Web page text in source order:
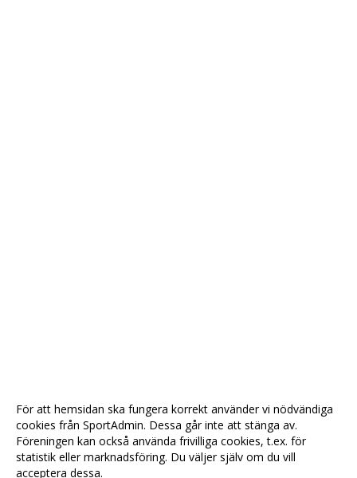
För att hemsidan ska fungera korrekt använder vi nödvändiga
cookies från SportAdmin. Dessa går inte att stänga av.
Föreningen kan också använda frivilliga cookies, t.ex. för
statistik eller marknadsföring. Du väljer själv om du vill
acceptera dessa.